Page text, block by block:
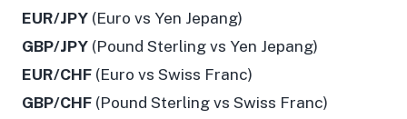
EUR/JPY (Euro vs Yen Jepang)
GBP/JPY (Pound Sterling vs Yen Jepang)
EUR/CHF (Euro vs Swiss Franc)
GBP/CHF (Pound Sterling vs Swiss Franc)